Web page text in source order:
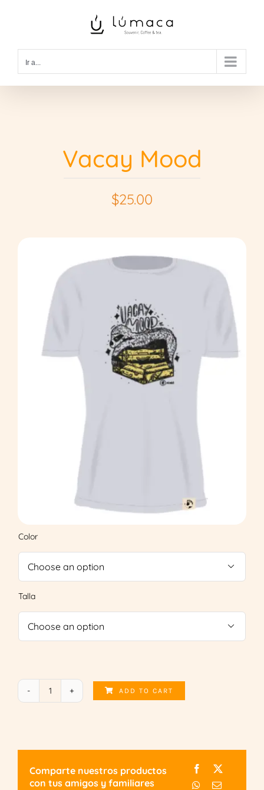
Ir a...
Vacay Mood
$25.00
Color

Talla

Vacay
ADD TO CART
Comparte nuestros productos
con tus amigos y familiares